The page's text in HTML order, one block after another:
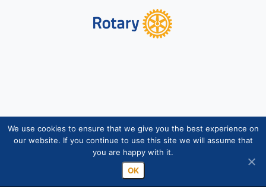
Copyright © Suomen Rotarypalvelu ry 2026 |
Jäsentietojärjestelmän tietosuojaseloste|Henkilötietojen
käsittely Rotarytoiminnassa
We use cookies to ensure that we give you the best experience on
our website. If you continue to use this site we will assume that
you are happy with it.
OK